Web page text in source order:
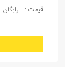
قیمت : رایگان